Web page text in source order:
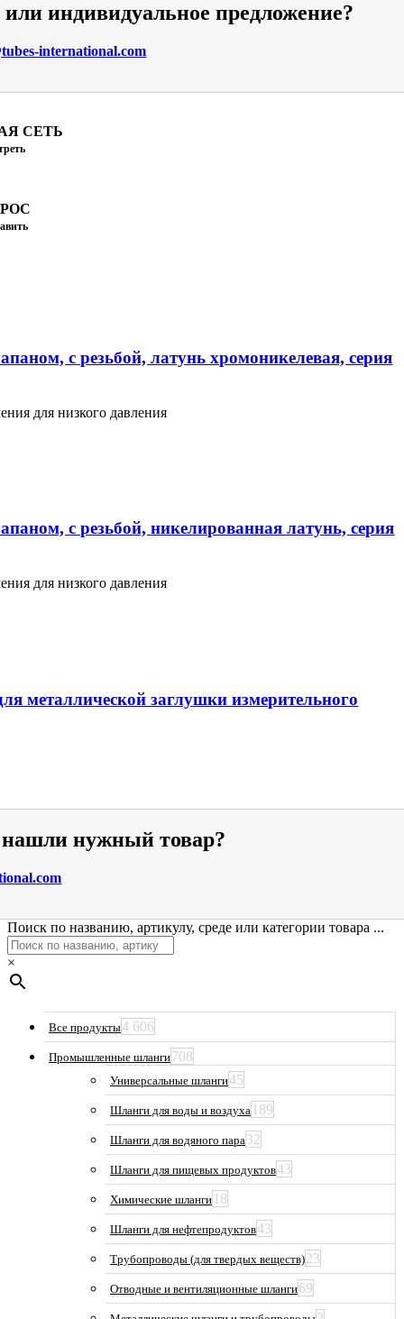
индивидуальное предложение?
international.com
СЕТЬ
с резьбой, латунь хромоникелевая, серия
для низкого давления
с резьбой, никелированная латунь, серия
для низкого давления
металлической заглушки измерительного
нужный товар?
Поиск по названию, артикулу, среде или категории товара ...
×
Все продукты4 606
Промышленные шланги708
Универсальные шланги45
Шланги для воды и воздуха 189
Шланги для водяного пара32
Шланги для пищевых продуктов43
Химические шланги 18
Шланги для нефтепродуктов43
Трубопроводы (для твердых веществ)23
Отводные и вентиляционные шланги69